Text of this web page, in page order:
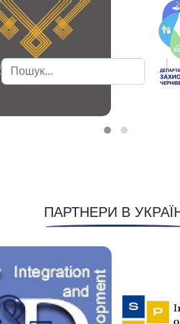
Пошук
ПАРТНЕРИ В